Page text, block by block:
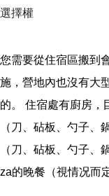
選擇權
您需要從住宿區搬到
施，營地內也沒有大
的。 住宿處有廚房，
（刀、砧板、勺子、
（刀、砧板、勺子、
za的晚餐（視情况而